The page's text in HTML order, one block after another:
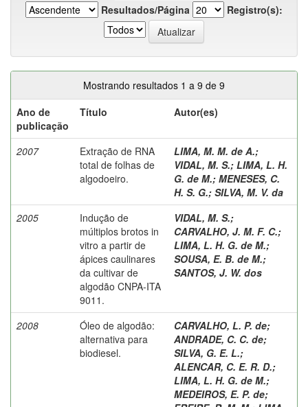
Resultados/Página
Registro(s):
Mostrando resultados 1 a 9 de 9
Ano de
publicação
Título Autor(es)
2007
Extração de RNA
total de folhas de
algodoeiro.
LIMA, M. M. de A.;
VIDAL, M. S.; LIMA, L. H.
G. de M.; MENESES, C.
H. S. G.; SILVA, M. V. da
2005
Indução de
múltiplos brotos in
vitro a partir de
ápices caulinares
da cultivar de
algodão CNPA-ITA
9011.
VIDAL, M. S.;
CARVALHO, J. M. F. C.;
LIMA, L. H. G. de M.;
SOUSA, E. B. de M.;
SANTOS, J. W. dos
2008
Óleo de algodão:
alternativa para
biodiesel.
CARVALHO, L. P. de;
ANDRADE, C. C. de;
SILVA, G. E. L.;
ALENCAR, C. E. R. D.;
LIMA, L. H. G. de M.;
MEDEIROS, E. P. de;